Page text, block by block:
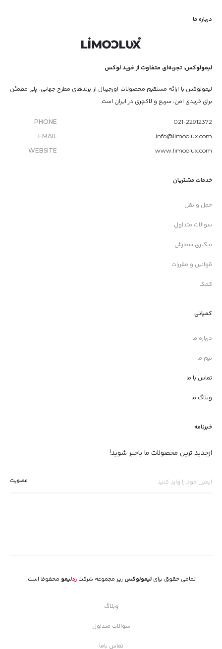
درباره ما
لیمولوکس، تجربه‌ای متفاوت از خرید لوکس
لیمولوکس با ارائه مستقیم محصولات اورجینال از برندهای مطرح جهانی، پلی مطمئن
برای خریدی امن، سریع و لاکچری در ایران است.
PHONE
021-22912372
EMAIL
info@limoolux.com
WEBSITE
www.limoolux.com
خدمات مشتریان
حمل و نقل
سوالات متداول
پیگیری سفارش
قوانین و مقررات
کمک
کمپانی
درباره ما
تیم ما
تماس با ما
وبلاگ ما
خبرنامه
ازجدید ترین محصولات ما باخبر شوید!
تمامی حقوق برای لیمولوکس زیر مجموعه شرکت ردلیمو محفوظ است.
وبلاگ
سوالات متداول
تماس باما